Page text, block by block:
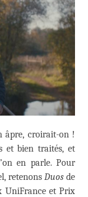
âpre, croirait-on !
et bien traités, et
en parle. Pour
retenons Duos de
UniFrance et Prix